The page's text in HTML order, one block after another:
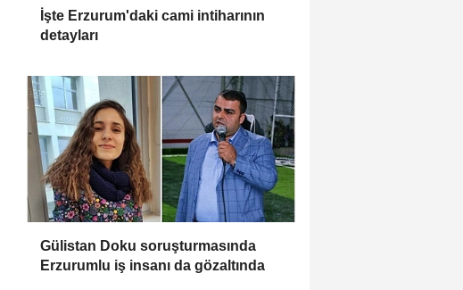
İşte Erzurum'daki cami intiharının
detayları
Gülistan Doku soruşturmasında
Erzurumlu iş insanı da gözaltında